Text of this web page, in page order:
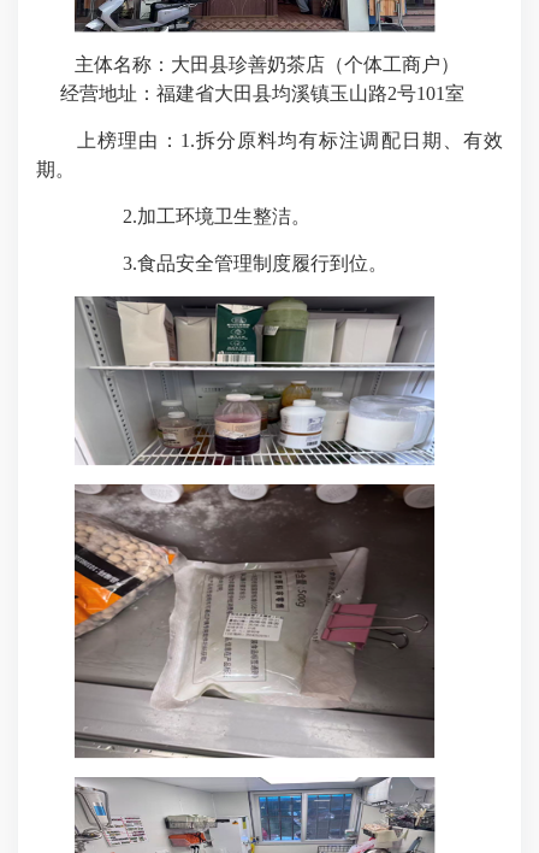
主体名称 ：大田县珍善奶茶店（个体工商户）
经营地址：福建省大田县均溪镇玉山路2号101室
上榜理由： 1.拆分原料均有标注调配日期、有效
期。
2.加工环境卫生整洁。
3.食品安全管理制度履行到位。